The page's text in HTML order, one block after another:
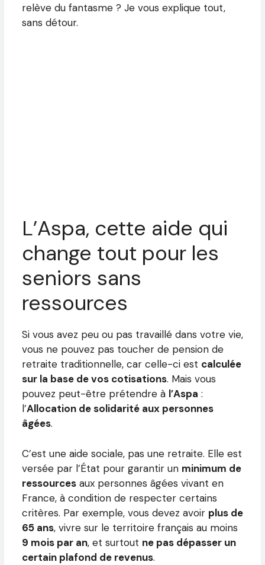
relève du fantasme ? Je vous explique tout,
sans détour.
L’Aspa, cette aide qui
change tout pour les
seniors sans
ressources
Si vous avez peu ou pas travaillé dans votre vie,
vous ne pouvez pas toucher de pension de
retraite traditionnelle, car celle-ci est calculée
sur la base de vos cotisations. Mais vous
pouvez peut-être prétendre à l’Aspa :
l’Allocation de solidarité aux personnes
âgées.
C’est une aide sociale, pas une retraite. Elle est
versée par l’État pour garantir un minimum de
ressources aux personnes âgées vivant en
France, à condition de respecter certains
critères. Par exemple, vous devez avoir plus de
65 ans, vivre sur le territoire français au moins
9 mois par an, et surtout ne pas dépasser un
certain plafond de revenus.